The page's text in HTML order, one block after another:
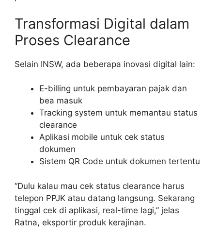
Transformasi Digital dalam
Proses Clearance
Selain INSW, ada beberapa inovasi digital lain:
E-billing untuk pembayaran pajak dan
bea masuk
Tracking system untuk memantau status
clearance
Aplikasi mobile untuk cek status
dokumen
Sistem QR Code untuk dokumen tertentu
“Dulu kalau mau cek status clearance harus
telepon PPJK atau datang langsung. Sekarang
tinggal cek di aplikasi, real-time lagi,” jelas
Ratna, eksportir produk kerajinan.